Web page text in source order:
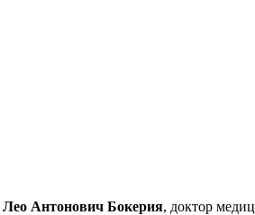
Лео Антонович Бокерия, доктор